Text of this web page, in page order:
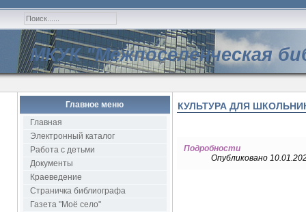
МКУК "Межпоселенческая
Главное меню
Главная
Электронный каталог
Работа с детьми
Документы
Краеведение
Страничка библиографа
Газета "Моё село"
КУЛЬТУРА ДЛЯ
Подробности
Опубликовано